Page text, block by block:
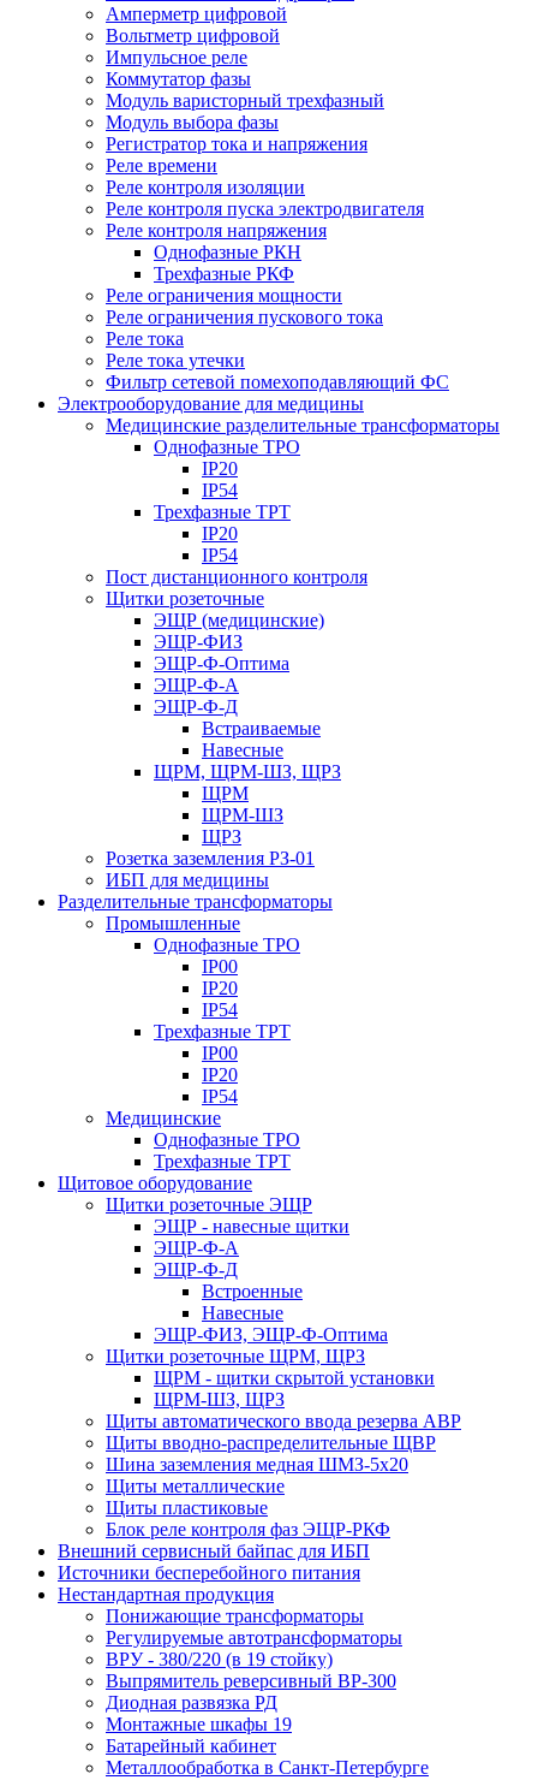
Амперметр цифровой
Вольтметр цифровой
Импульсное реле
Коммутатор фазы
Модуль варисторный трехфазный
Модуль выбора фазы
Регистратор тока и напряжения
Реле времени
Реле контроля изоляции
Реле контроля пуска электродвигателя
Реле контроля напряжения
Однофазные РКН
Трехфазные РКФ
Реле ограничения мощности
Реле ограничения пускового тока
Реле тока
Реле тока утечки
Фильтр сетевой помехоподавляющий ФС
Электрооборудование для медицины
Медицинские разделительные трансформаторы
Однофазные ТРО
IP20
IP54
Трехфазные ТРТ
IP20
IP54
Пост дистанционного контроля
Щитки розеточные
ЭЩР (медицинские)
ЭЩР-ФИЗ
ЭЩР-Ф-Оптима
ЭЩР-Ф-А
ЭЩР-Ф-Д
Встраиваемые
Навесные
ЩРМ, ЩРМ-ШЗ, ЩРЗ
ЩРМ
ЩРМ-ШЗ
ЩРЗ
Розетка заземления РЗ-01
ИБП для медицины
Разделительные трансформаторы
Промышленные
Однофазные ТРО
IP00
IP20
IP54
Трехфазные ТРТ
IP00
IP20
IP54
Медицинские
Однофазные ТРО
Трехфазные ТРТ
Щитовое оборудование
Щитки розеточные ЭЩР
ЭЩР - навесные щитки
ЭЩР-Ф-А
ЭЩР-Ф-Д
Встроенные
Навесные
ЭЩР-ФИЗ, ЭЩР-Ф-Оптима
Щитки розеточные ЩРМ, ЩРЗ
ЩРМ - щитки скрытой установки
ЩРМ-ШЗ, ЩРЗ
Щиты автоматического ввода резерва АВР
Щиты вводно-распределительные ЩВР
Шина заземления медная ШМЗ-5х20
Щиты металлические
Щиты пластиковые
Блок реле контроля фаз ЭЩР-РКФ
Внешний сервисный байпас для ИБП
Источники бесперебойного питания
Нестандартная продукция
Понижающие трансформаторы
Регулируемые автотрансформаторы
ВРУ - 380/220 (в 19 стойку)
Выпрямитель реверсивный ВР-300
Диодная развязка РД
Монтажные шкафы 19
Батарейный кабинет
Металлообработка в Санкт-Петербурге